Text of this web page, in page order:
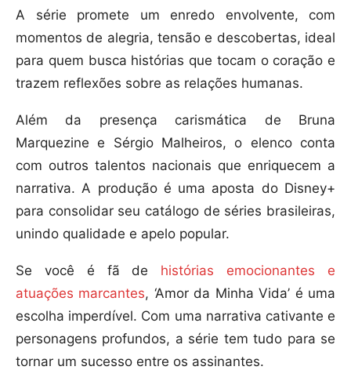
A série promete um enredo envolvente, com
momentos de alegria, tensão e descobertas, ideal
para quem busca histórias que tocam o coração e
trazem reflexões sobre as relações humanas.
Além da presença carismática de Bruna
Marquezine e Sérgio Malheiros, o elenco conta
com outros talentos nacionais que enriquecem a
narrativa. A produção é uma aposta do Disney+
para consolidar seu catálogo de séries brasileiras,
unindo qualidade e apelo popular.
Se você é fã de histórias emocionantes e
atuações marcantes, ‘Amor da Minha Vida’ é uma
escolha imperdível. Com uma narrativa cativante e
personagens profundos, a série tem tudo para se
tornar um sucesso entre os assinantes.